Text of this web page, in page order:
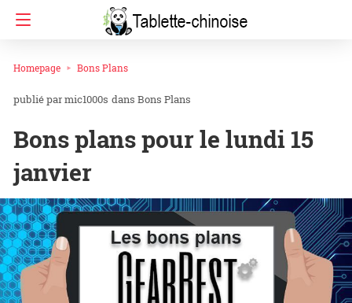
Homepage Bons Plans
mic1000s dans Bons Plans
Bons plans pour le lundi 15
janvier